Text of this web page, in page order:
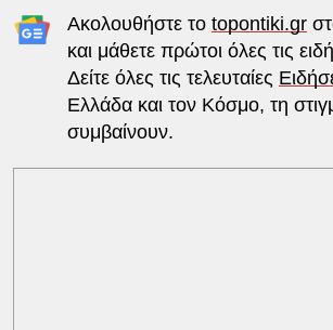
Ακολουθήστε το topontiki.gr
και μάθετε πρώτοι όλες τις
Δείτε όλες τις τελευταίες
Ελλάδα και τον Κόσμο, τη
συμβαίνουν.